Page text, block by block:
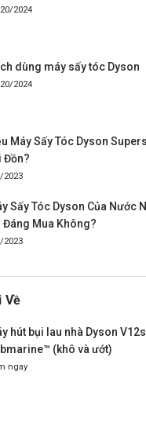
2024
dùng máy sấy tóc Dyson
2024
Máy Sấy Tóc Dyson
Đồn?
2023
Sấy Tóc Dyson Của Nước
Đáng Mua Không?
2023
Về
hút bụi lau nhà Dyson
(khô và ướt)
ngay